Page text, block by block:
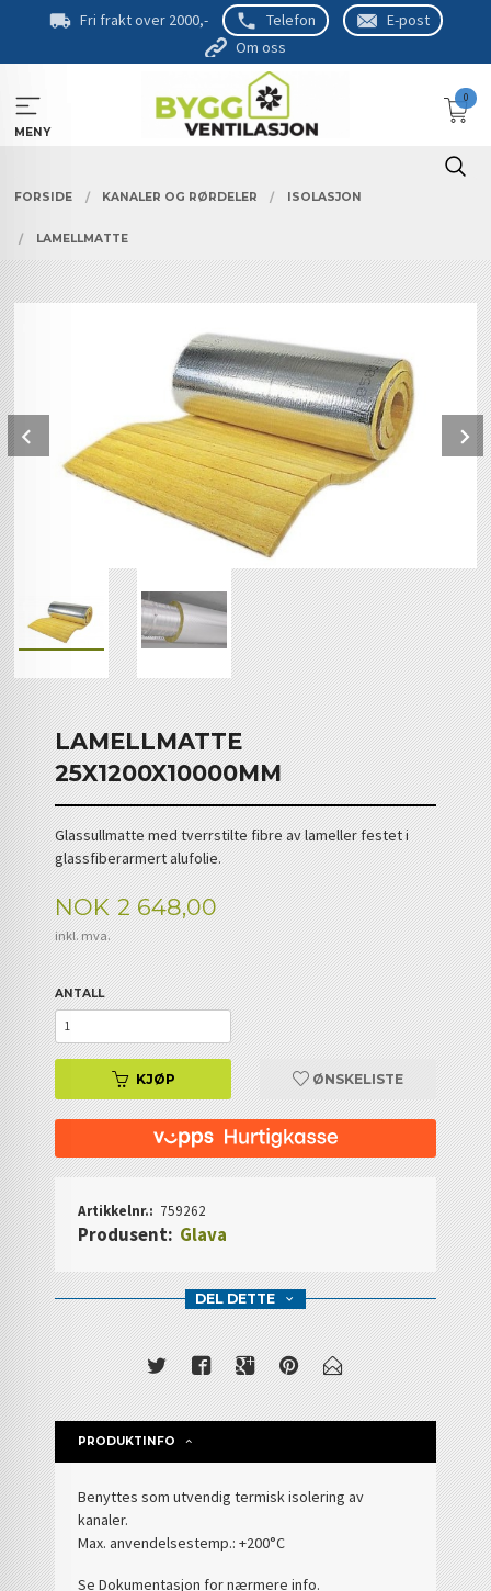
Fri frakt over 2000,- Telefon
E-post
Om oss
MENY
0
FORSIDE KANALER OG RØRDELER ISOLASJON
LAMELLMATTE
LAMELLMATTE
25X1200X10000MM
Glassullmatte med tverrstilte fibre av lameller festet i
glassfiberarmert alufolie.
Pris
NOK 2 648,00
inkl. mva.
ANTALL
KJØP ØNSKELISTE
Artikkelnr.: 759262
Produsent: Glava
DEL DETTE
PRODUKTINFO
Benyttes som utvendig termisk isolering av
kanaler.
Max. anvendelsestemp.: +200°C
Se Dokumentasjon for nærmere info.